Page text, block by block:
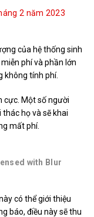
2 năm 2023
của hệ thống sinh
phí và phần lớn
không tính phí.
cực. Một số người
họ và sẽ khai
mất phí.
with Blur
có thể giới thiệu
báo, điều này sẽ thu